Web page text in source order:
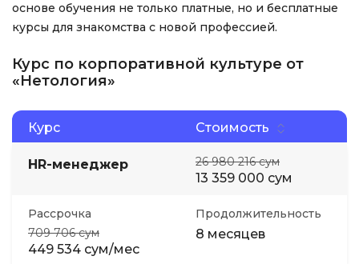
основе обучения не только платные, но и бесплатные
курсы для знакомства с новой профессией.
Курс по корпоративной культуре от
«Нетология»
Курс Стоимость
HR-менеджер 26 980 216 сум
13 359 000 сум
Рассрочка
709 706 сум
449 534 сум/мес
Продолжительность
8 месяцев